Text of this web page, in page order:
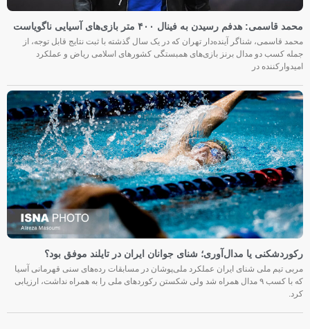
محمد قاسمی: هدفم رسیدن به فینال ۴۰۰ متر بازی‌های آسیایی ناگویاست
محمد قاسمی، شناگر آینده‌دار تهران که در یک سال گذشته با ثبت نتایج قابل توجه، از
جمله کسب دو مدال برنز بازی‌های همبستگی کشورهای اسلامی ریاض و عملکرد
امیدوارکننده در
رکوردشکنی یا مدال‌آوری؛ شنای جوانان ایران در تایلند موفق بود؟
مربی تیم ملی شنای ایران عملکرد ملی‌پوشان در مسابقات رده‌های سنی قهرمانی آسیا
که با کسب ۹ مدال همراه شد ولی شکستن رکوردهای ملی را به همراه نداشت، ارزیابی
کرد.